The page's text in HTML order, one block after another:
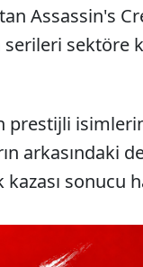
Assassin's
sektöre
prestijli
arkasındaki
sonucu